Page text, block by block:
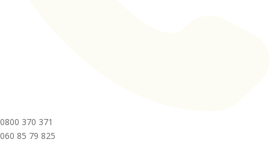
0800 370 371
060 85 79 825